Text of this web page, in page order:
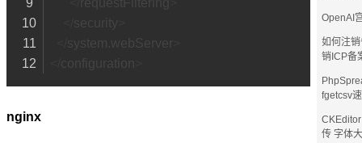
nginx
OpenAI
如何注
销ICP备
fgetcsv
传 字体